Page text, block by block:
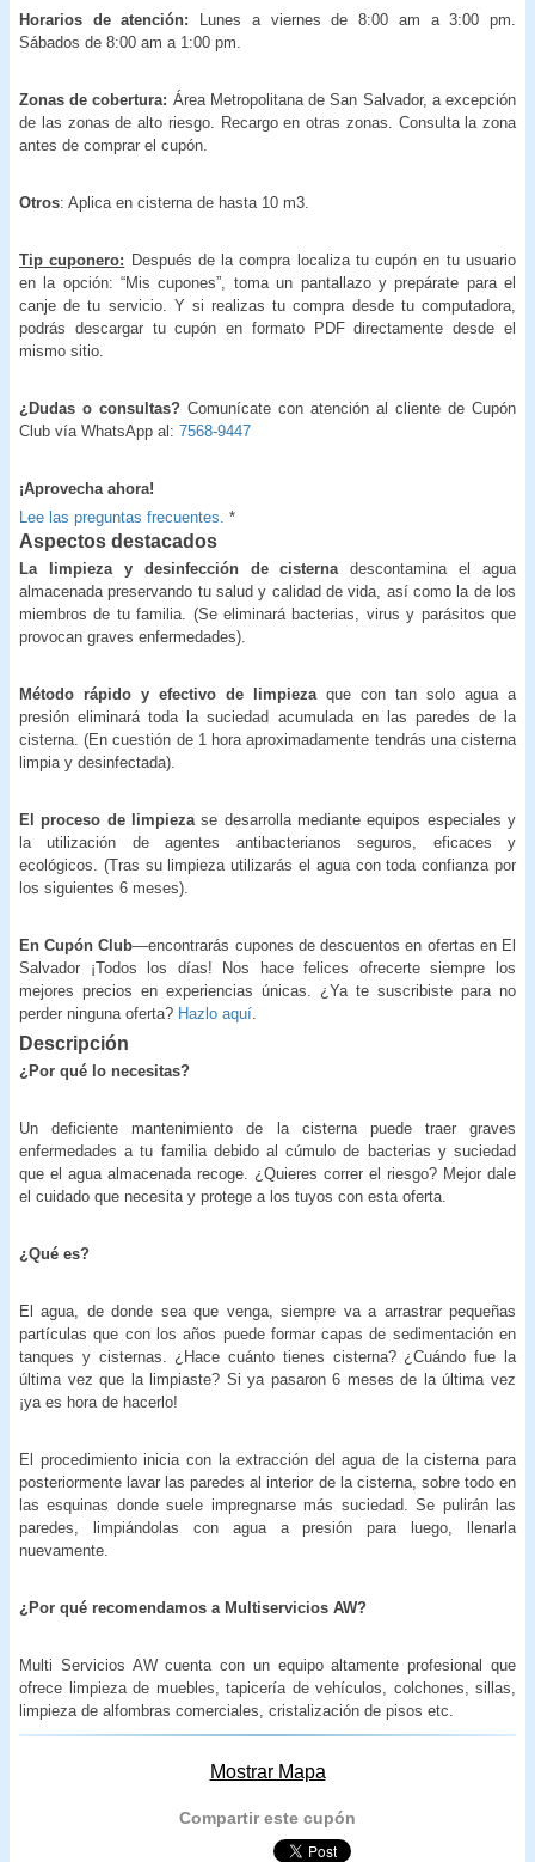
Horarios de atención: Lunes a viernes de 8:00 am a 3:00 pm.
Sábados de 8:00 am a 1:00 pm.
Zonas de cobertura: Área Metropolitana de San Salvador, a excepción
de las zonas de alto riesgo. Recargo en otras zonas. Consulta la zona
antes de comprar el cupón.
Otros: Aplica en cisterna de hasta 10 m3.
Tip cuponero: Después de la compra localiza tu cupón en tu usuario
en la opción: “Mis cupones”, toma un pantallazo y prepárate para el
canje de tu servicio. Y si realizas tu compra desde tu computadora,
podrás descargar tu cupón en formato PDF directamente desde el
mismo sitio.
¿Dudas o consultas? Comunícate con atención al cliente de Cupón
Club vía WhatsApp al: 7568-9447
¡Aprovecha ahora!
Lee las preguntas frecuentes. *
Aspectos destacados
La limpieza y desinfección de cisternadescontamina el agua
almacenada preservando tu salud y calidad de vida, así como la de los
miembros de tu familia. (Se eliminará bacterias, virus y parásitos que
provocan graves enfermedades).
Método rápido y efectivo de limpieza que con tan solo agua a
presión eliminará toda la suciedad acumulada en las paredes de la
cisterna. (En cuestión de 1 hora aproximadamente tendrás una cisterna
limpia y desinfectada).
El proceso de limpieza se desarrolla mediante equipos especiales y
la utilización de agentes antibacterianos seguros, eficaces y
ecológicos. (Tras su limpieza utilizarás el agua con toda confianza por
los siguientes 6 meses).
En Cupón Club—encontrarás cupones de descuentos en ofertas en El
Salvador ¡Todos los días! Nos hace felices ofrecerte siempre los
mejores precios en experiencias únicas. ¿Ya te suscribiste para no
perder ninguna oferta? Hazlo aquí
Descripción
¿Por qué lo necesitas?
Un deficiente mantenimiento de la cisterna puede traer graves
enfermedades a tu familia debido al cúmulo de bacterias y suciedad
que el agua almacenada recoge. ¿Quieres correr el riesgo? Mejor dale
el cuidado que necesita y protege a los tuyos con esta oferta.
¿Qué es?
El agua, de donde sea que venga, siempre va a arrastrar pequeñas
partículas que con los años puede formar capas de sedimentación en
tanques y cisternas. ¿Hace cuánto tienes cisterna? ¿Cuándo fue la
última vez que la limpiaste? Si ya pasaron 6 meses de la última vez
¡ya es hora de hacerlo!
El procedimiento inicia con la extracción del agua de la cisterna para
posteriormente lavar las paredes al interior de la cisterna, sobre todo en
las esquinas donde suele impregnarse más suciedad. Se pulirán las
paredes, limpiándolas con agua a presión para luego, llenarla
nuevamente.
¿Por qué recomendamos a Multiservicios AW?
Multi Servicios AW cuenta con un equipo altamente profesional que
ofrece limpieza de muebles, tapicería de vehículos, colchones, sillas,
limpieza de alfombras comerciales, cristalización de pisos etc.
Mostrar Mapa
Compartir este cupón